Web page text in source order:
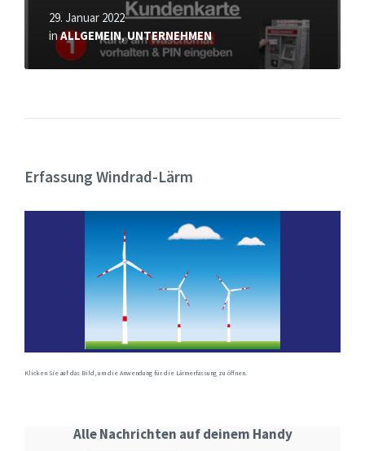
29. Januar 2022
inALLGEMEIN,UNTERNEHMEN
Erfassung Windrad-Lärm
Klicken Sie auf das Bild, um die Anwendung für die Lärmerfassung zu öffnen.
Alle Nachrichten auf deinem Handy